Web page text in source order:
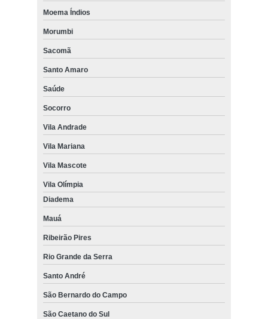
Moema Índios
Morumbi
Sacomã
Santo Amaro
Saúde
Socorro
Vila Andrade
Vila Mariana
Vila Mascote
Vila Olímpia
Diadema
Mauá
Ribeirão Pires
Rio Grande da Serra
Santo André
São Bernardo do Campo
São Caetano do Sul